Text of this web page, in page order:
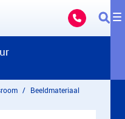
Beeldmateriaal